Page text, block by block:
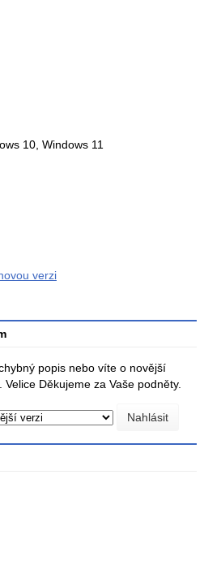
10, Windows 11
verzi
popis nebo víte o novější
Děkujeme za Vaše podněty.